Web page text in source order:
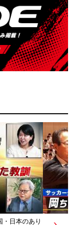
で語ったこと